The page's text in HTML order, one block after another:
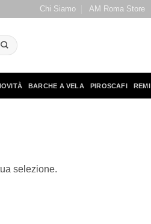
Chi Siamo AM Roma Store
BARCHE A VELA PIROSCAFI REMI
selezione.